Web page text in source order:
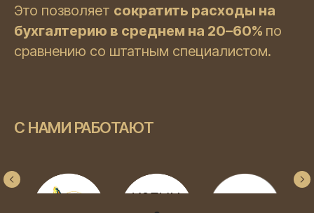
Это позволяет сократить расходы на
бухгалтерию в среднем на 20–60% по
сравнению со штатным специалистом.
С НАМИ РАБОТАЮТ